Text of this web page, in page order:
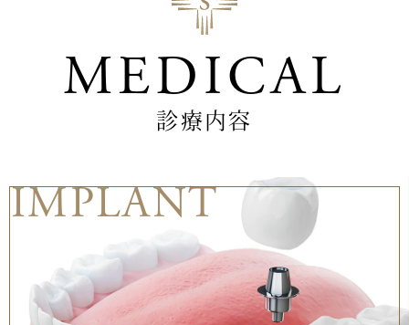
MEDICAL
診療内容
IMPLANT